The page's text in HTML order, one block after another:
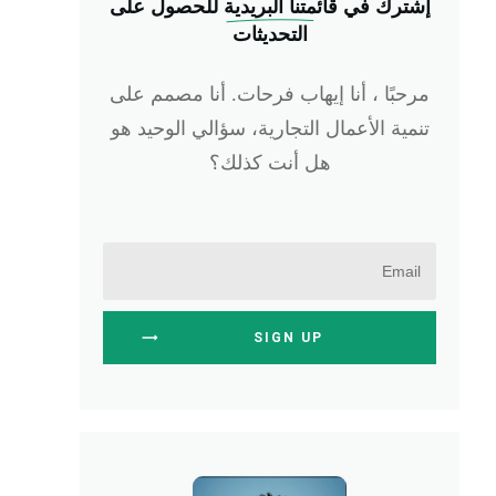
إشترك في قائمتنا البريدية للحصول على
التحديثات
مرحبًا ، أنا إيهاب فرحات. أنا مصمم على
تنمية الأعمال التجارية، سؤالي الوحيد هو
هل أنت كذلك؟
SIGN UP